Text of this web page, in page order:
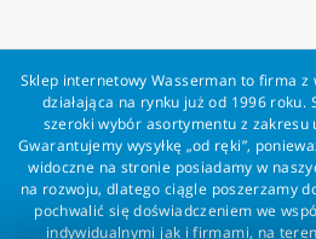
Sklep internetowy Wasserman to firma
działająca na rynku już od 1996
szeroki wybór asortymentu z zakresu
Gwarantujemy wysyłkę „od ręki”,
widoczne na stronie posiadamy w
na rozwoju, dlatego ciągle poszerzamy
pochwalić się doświadczeniem we
indywidualnymi jak i firmami, na